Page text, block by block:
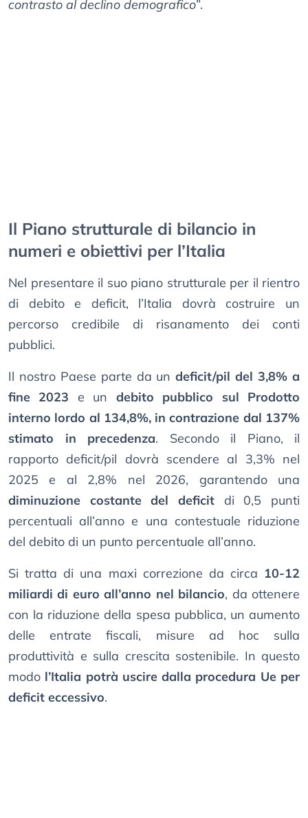
contrasto al declino demografico”.
Il Piano strutturale di bilancio in
numeri e obiettivi per l’Italia
Nel presentare il suo piano strutturale per il rientro
di debito e deficit, l’Italia dovrà costruire un
percorso credibile di risanamento dei conti
pubblici.
Il nostro Paese parte da undeficit/pil del 3,8% a
fine 2023 e un debito pubblico sul Prodotto
interno lordo al 134,8%, in contrazione dal 137%
stimato in precedenza. Secondo il Piano, il
rapporto deficit/pil dovrà scendere al 3,3% nel
2025 e al 2,8% nel 2026, garantendo una
diminuzione costante del deficit di 0,5 punti
percentuali all’anno e una contestuale riduzione
del debito di un punto percentuale all’anno.
Si tratta di una maxi correzione da circa 10-12
miliardi di euro all’anno nel bilancio, da ottenere
con la riduzione della spesa pubblica, un aumento
delle entrate fiscali, misure ad hoc sulla
produttività e sulla crescita sostenibile. In questo
modo l’Italia potrà uscire dalla procedura Ue per
deficit eccessivo.